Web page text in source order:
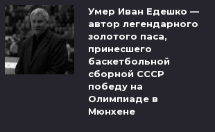
Умер Иван Едешко —
автор легендарного
золотого паса,
принесшего
баскетбольной
сборной СССР
победу на
Олимпиаде в
Мюнхене